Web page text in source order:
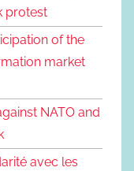
protest
of the
market
NATO and
avec les